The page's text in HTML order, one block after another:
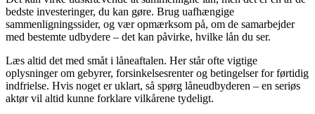
bedste investeringer, du kan gøre. Brug uafhængige
sammenligningssider, og vær opmærksom på, om de samarbejder
med bestemte udbydere – det kan påvirke, hvilke lån du ser.
Læs altid det med småt i låneaftalen. Her står ofte vigtige
oplysninger om gebyrer, forsinkelsesrenter og betingelser for førtidig
indfrielse. Hvis noget er uklart, så spørg låneudbyderen – en seriøs
aktør vil altid kunne forklare vilkårene tydeligt.